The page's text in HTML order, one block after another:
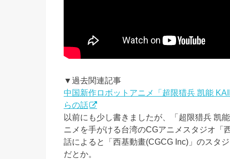
▼過去関連記事
中国新作ロボットアニメ「超限猎兵 凯能
らの話
以前にも少し書きましたが、「超限猎兵 凯能
ニメを手がける台湾のCGアニメスタジオ「
話によると「西基動畫(CGCG Inc)」のスタ
だとか。